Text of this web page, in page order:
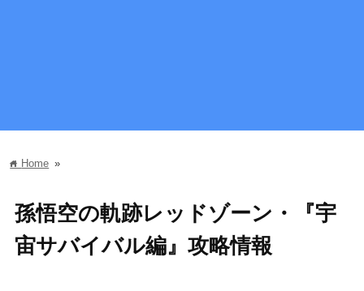
home Home »
孫悟空の軌跡レッドゾーン・『宇
宙サバイバル編』攻略情報